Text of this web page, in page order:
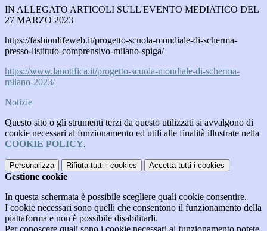
IN ALLEGATO ARTICOLI SULL'EVENTO MEDIATICO DEL
27 MARZO 2023
https://fashionlifeweb.it/progetto-scuola-mondiale-di-scherma-
presso-listituto-comprensivo-milano-spiga/
https://www.lanotifica.it/progetto-scuola-mondiale-di-scherma-
milano-2023/
Notizie
Questo sito o gli strumenti terzi da questo utilizzati si avvalgono di
cookie necessari al funzionamento ed utili alle finalità illustrate nella
COOKIE POLICY.
Personalizza Rifiuta tutti i cookies Accetta tutti i cookies
Gestione cookie
In questa schermata è possibile scegliere quali cookie consentire.
I cookie necessari sono quelli che consentono il funzionamento della
piattaforma e non è possibile disabilitarli.